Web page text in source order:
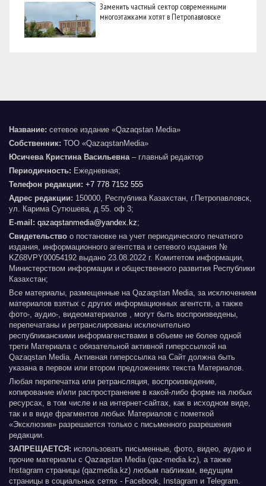
Заменить частный сектор современными
многоэтажками хотят в Петропавловске
Название: сетевое издание «Qazaqstan Media»
Собственник: ТОО «QazaqstanMedia»
Юсичева Кристина Васильевна – главный редактор
Периодичность: Ежедневная;
Телефон редакции: +7 778 7152 555
Адрес редакции: 150000, Республика Казахстан, г.Петропавловск,
ул. Карима Сутюшева, д 55. оф 3;
E-mail: qazaqstanmedia@yandex.kz;
Свидетельство о постановке на учет периодического печатного
издания, информационного агентства и сетевого издания №
KZ68VPY00054192 выдано 23.08.2022 г. Комитетом информации,
Министерством информации и общественного развития Республики
Казахстан;
Все материалы, размещенные на Qazaqstan Media, за исключением
материалов взятых с других информационных агентств, а также
фото-, аудио-, видеоматериалов , могут быть воспроизведены,
перепечатаны и ретранслированы исключительно
республиканскими информагенствами в объеме не более одной
трети Материала с обязательной активной гиперссылкой на
Qazaqstan Media. Активная гиперссылка на Сайт должна быть
указана в первом или втором предложениях текста Материалов.
Любая перепечатка или ретрансляция, воспроизведение,
копирование и/или распространение в какой-либо форме на любых
ресурсах, в том числе и на интернет-сайтах, как в исходном виде,
так и в виде фрагментов любых Материалов с пометкой
«Эксклюзив» разрешается только с письменного разрешения
редакции.
ЗАПРЕЩАЕТСЯ: использовать письменные, фото, видео, аудио и
прочие материалы с Qazaqstan Media (qaz-media.kz), а также
Instagram страницы (qazmedia.kz) любым пабликам, ведущим
страницы в социальных сетях - Facebook, Instagram и Telegram.